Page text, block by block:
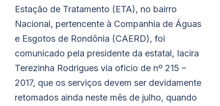
Estação de Tratamento (ETA), no bairro
Nacional, pertencente à Companhia de Águas
e Esgotos de Rondônia (CAERD), foi
comunicado pela presidente da estatal, Iacira
Terezinha Rodrigues via oficio de nº 215 –
2017, que os serviços devem ser devidamente
retomados ainda neste mês de julho, quando